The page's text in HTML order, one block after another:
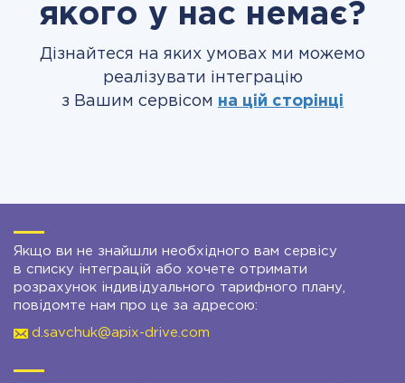
якого у нас немає?
Дізнайтеся на яких умовах ми можемо
реалізувати інтеграцію
з Вашим сервісом на цій сторінці
Якщо ви не знайшли необхідного вам сервісу
в списку інтеграцій або хочете отримати
розрахунок індивідуального тарифного плану,
повідомте нам про це за адресою:
d.savchuk@apix-drive.com